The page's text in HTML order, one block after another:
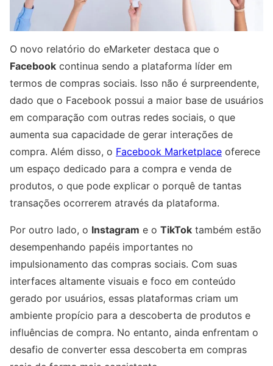
O novo relatório do eMarketer destaca que o
Facebook continua sendo a plataforma líder em
termos de compras sociais. Isso não é surpreendente,
dado que o Facebook possui a maior base de usuários
em comparação com outras redes sociais, o que
aumenta sua capacidade de gerar interações de
compra. Além disso, o Facebook Marketplace oferece
um espaço dedicado para a compra e venda de
produtos, o que pode explicar o porquê de tantas
transações ocorrerem através da plataforma.
Por outro lado, o Instagram e o TikTok também estão
desempenhando papéis importantes no
impulsionamento das compras sociais. Com suas
interfaces altamente visuais e foco em conteúdo
gerado por usuários, essas plataformas criam um
ambiente propício para a descoberta de produtos e
influências de compra. No entanto, ainda enfrentam o
desafio de converter essa descoberta em compras